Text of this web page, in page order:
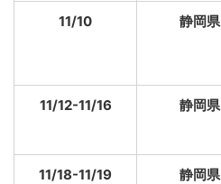
11/10 静岡県
11/12-11/16 静岡県
11/18-11/19 静岡県